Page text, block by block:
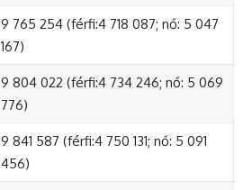
9 765 254 (férfi:4 718 087; nő: 5 047
167)
9 804 022 (férfi:4 734 246; nő: 5 069
776)
9 841 587 (férfi:4 750 131; nő: 5 091
456)